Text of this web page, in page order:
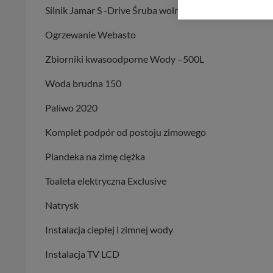
Silnik Jamar S -Drive Śruba wolno składana
Ogrzewanie Webasto
Zbiorniki kwasoodporne Wody –500L
Woda brudna 150
Paliwo 2020
Komplet podpór od postoju zimowego
Plandeka na zimę ciężka
Toaleta elektryczna Exclusive
Natrysk
Instalacja ciepłej i zimnej wody
Instalacja TV LCD
Wyjątkiem jest
11-500 Giżycko.